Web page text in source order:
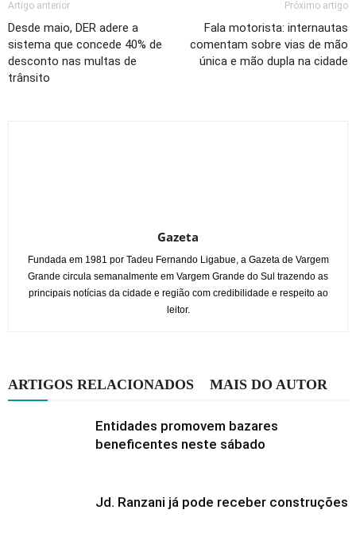
Artigo anterior
Desde maio, DER adere a
sistema que concede 40% de
desconto nas multas de
trânsito
Próximo artigo
Fala motorista: internautas
comentam sobre vias de mão
única e mão dupla na cidade
Gazeta
Fundada em 1981 por Tadeu Fernando Ligabue, a Gazeta de Vargem
Grande circula semanalmente em Vargem Grande do Sul trazendo as
principais notícias da cidade e região com credibilidade e respeito ao
leitor.
ARTIGOS RELACIONADOS MAIS DO AUTOR
Entidades promovem bazares
beneficentes neste sábado
Jd. Ranzani já pode receber construções